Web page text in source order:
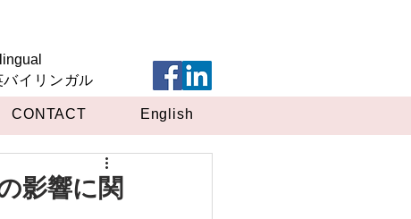
イリンガル
CONTACT English
影響に関